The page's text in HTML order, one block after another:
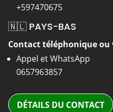
+597470675
🇳🇱 PAYS-BAS
Contact téléphonique ou
Appel et WhatsApp
0657963857
DÉTAILS DU CONTACT